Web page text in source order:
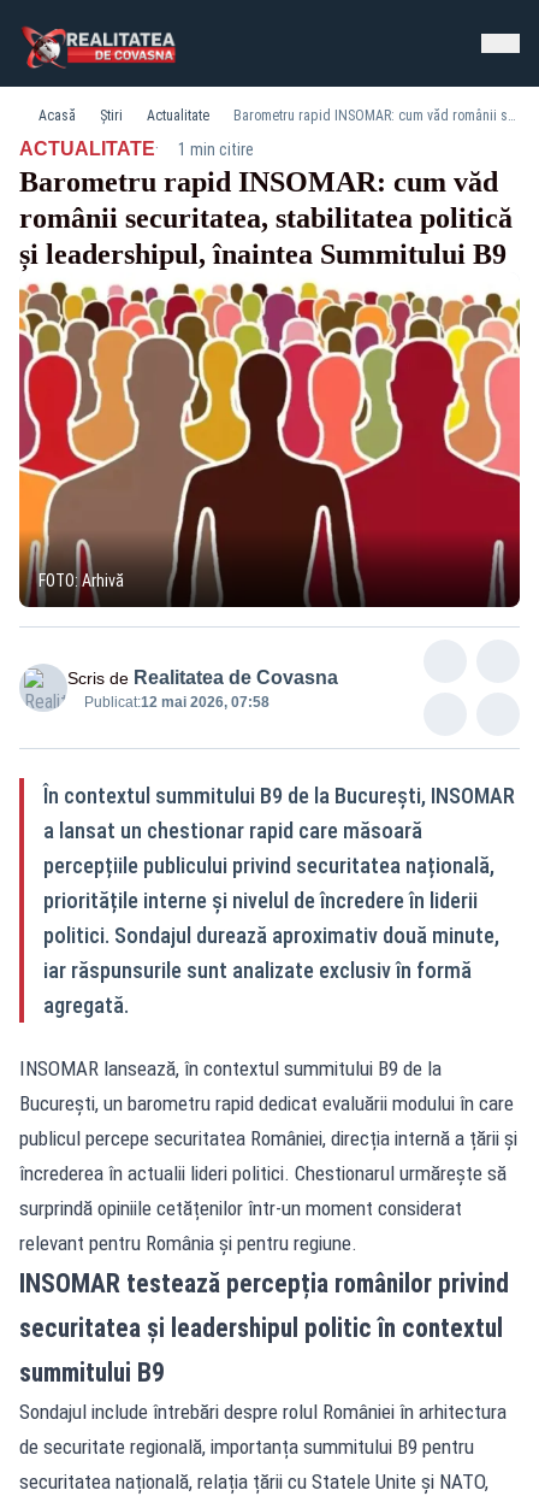
Acasă Știri Actualitate Barometru rapid INSOMAR: cum văd românii securitatea, stabilitatea politică și leadershipul, înaintea Summitului B9
ACTUALITATE· 1 min citire
Barometru rapid INSOMAR: cum văd
românii securitatea, stabilitatea politică
și leadershipul, înaintea Summitului B9
FOTO: Arhivă
Scris de Realitatea de Covasna
Publicat:12 mai 2026, 07:58
În contextul summitului B9 de la București, INSOMAR
a lansat un chestionar rapid care măsoară
percepțiile publicului privind securitatea națională,
prioritățile interne și nivelul de încredere în liderii
politici. Sondajul durează aproximativ două minute,
iar răspunsurile sunt analizate exclusiv în formă
agregată.
INSOMAR lansează, în contextul summitului B9 de la
București, un barometru rapid dedicat evaluării modului în care
publicul percepe securitatea României, direcția internă a țării și
încrederea în actualii lideri politici. Chestionarul urmărește să
surprindă opiniile cetățenilor într-un moment considerat
relevant pentru România și pentru regiune.
INSOMAR testează percepția românilor privind
securitatea și leadershipul politic în contextul
summitului B9
Sondajul include întrebări despre rolul României în arhitectura
de securitate regională, importanța summitului B9 pentru
securitatea națională, relația țării cu Statele Unite și NATO,